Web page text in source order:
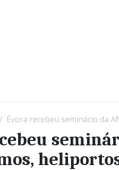
Évora recebeu seminário da